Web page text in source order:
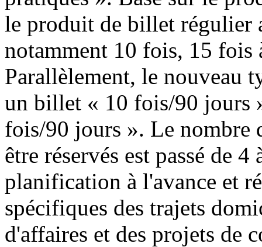
le produit de billet régulier
notamment 10 fois, 15 fois
Parallèlement, le nouveau
un billet « 10 fois/90 jours
fois/90 jours ». Le nombre
être réservés est passé de
planification à l'avance et
spécifiques des trajets
d'affaires et des projets de